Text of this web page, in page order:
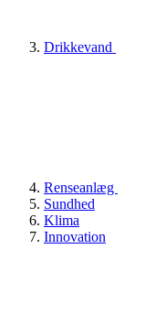
Drikkevand
Renseanlæg
Sundhed
Klima
Innovation